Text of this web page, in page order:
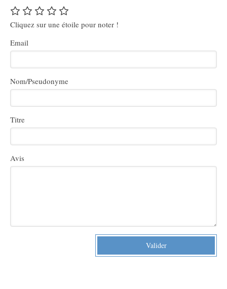
Cliquez sur une étoile pour noter !
Email
Nom/Pseudonyme
Titre
Avis
Valider